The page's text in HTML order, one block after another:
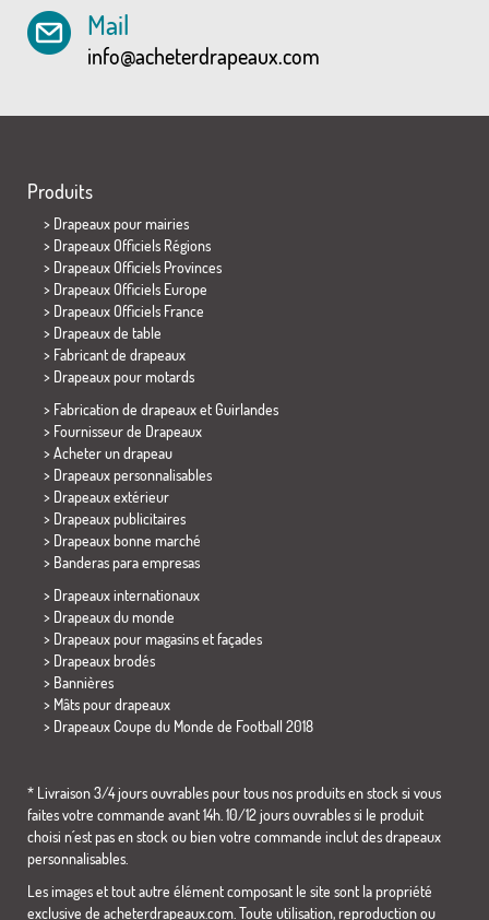
Mail
info@acheterdrapeaux.com
Produits
> Drapeaux pour mairies
> Drapeaux Officiels Régions
> Drapeaux Officiels Provinces
> Drapeaux Officiels Europe
> Drapeaux Officiels France
> Drapeaux de table
> Fabricant de drapeaux
> Drapeaux pour motards
> Fabrication de drapeaux et Guirlandes
> Fournisseur de Drapeaux
> Acheter un drapeau
> Drapeaux personnalisables
> Drapeaux extérieur
> Drapeaux publicitaires
> Drapeaux bonne marché
> Banderas para empresas
> Drapeaux internationaux
> Drapeaux du monde
> Drapeaux pour magasins et façades
> Drapeaux brodés
> Bannières
> Mâts pour drapeaux
> Drapeaux Coupe du Monde de Football 2018
* Livraison 3/4 jours ouvrables pour tous nos produits en stock si vous
faites votre commande avant 14h. 10/12 jours ouvrables si le produit
choisi n´est pas en stock ou bien votre commande inclut des drapeaux
personnalisables.
Les images et tout autre élément composant le site sont la propriété
exclusive de acheterdrapeaux.com. Toute utilisation, reproduction ou